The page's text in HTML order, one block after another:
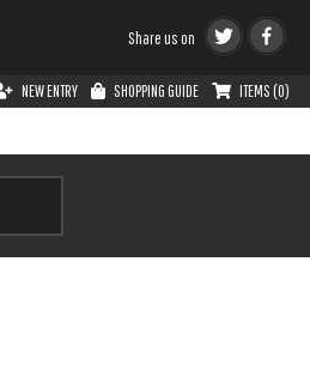
Share us on
NEW ENTRY SHOPPING GUIDE ITEMS (0)